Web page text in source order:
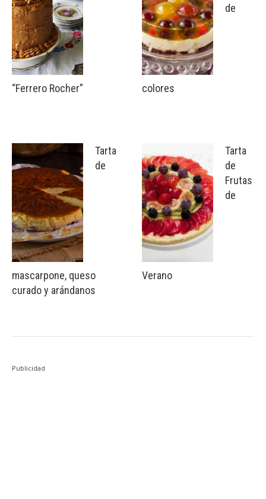
“Ferrero Rocher”
Tarta
de
mascarpone, queso
curado y arándanos
de
colores
Tarta
de
Frutas
de
Verano
Publicidad